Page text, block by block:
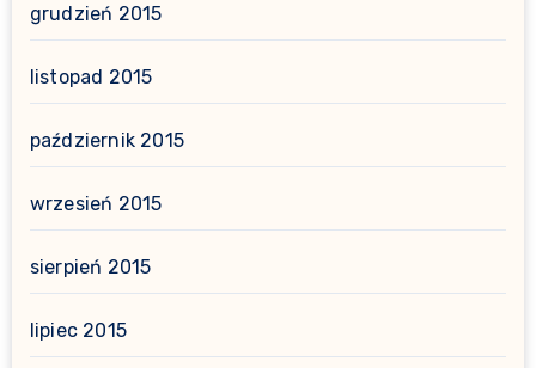
grudzień 2015
listopad 2015
październik 2015
wrzesień 2015
sierpień 2015
lipiec 2015